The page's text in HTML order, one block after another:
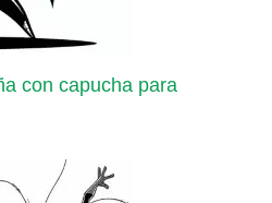
con capucha para